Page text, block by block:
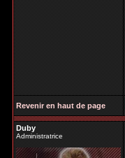
Revenir en haut de page
Duby
Administratrice